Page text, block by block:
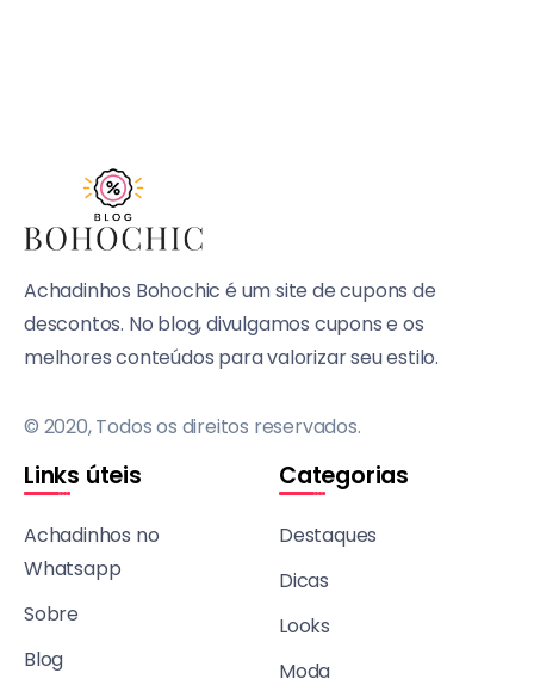
Achadinhos Bohochic é um site de cupons de
descontos. No blog, divulgamos cupons e os
melhores conteúdos para valorizar seu estilo.
© 2020, Todos os direitos reservados.
Links úteis
Achadinhos no
Whatsapp
Sobre
Blog
Categorias
Destaques
Dicas
Looks
Moda